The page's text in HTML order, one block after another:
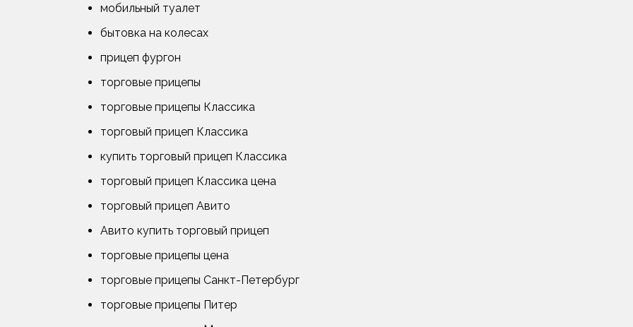
мобильный туалет
бытовка на колесах
прицеп фургон
торговые прицепы
торговые прицепы Классика
торговый прицеп Классика
купить торговый прицеп Классика
торговый прицеп Классика цена
торговый прицеп Авито
Авито купить торговый прицеп
торговые прицепы цена
торговые прицепы Санкт-Петербург
торговые прицепы Питер